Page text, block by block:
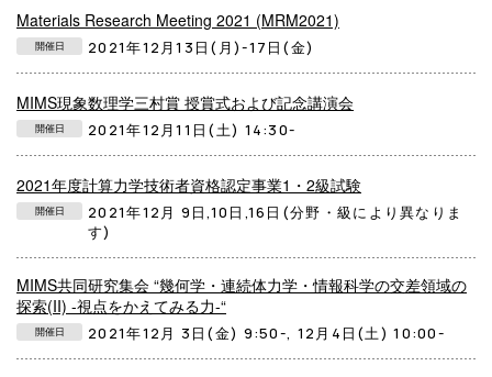
Materials Research Meeting 2021 (MRM2021)
開催日 2021年12月13日(月)-17日(金)
MIMS現象数理学三村賞 授賞式および記念講演会
開催日 2021年12月11日(土) 14:30-
2021年度計算力学技術者資格認定事業1・2級試験
開催日
2021年12月 9日,10日,16日(分野・級により異なりま
す)
MIMS共同研究集会 “幾何学・連続体力学・情報科学の交差領域の
探索(II) -視点をかえてみる力-“
開催日 2021年12月 3日(金) 9:50-, 12月4日(土) 10:00-